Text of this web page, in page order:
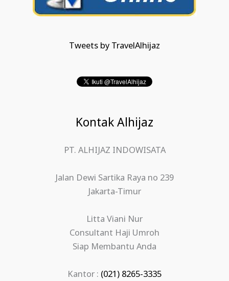
Tweets by TravelAlhijaz
Kontak Alhijaz
PT. ALHIJAZ INDOWISATA
Jalan Dewi Sartika Raya no 239
Jakarta-Timur
Litta Viani Nur
Consultant Haji Umroh
Siap Membantu Anda
Kantor : (021) 8265-3335